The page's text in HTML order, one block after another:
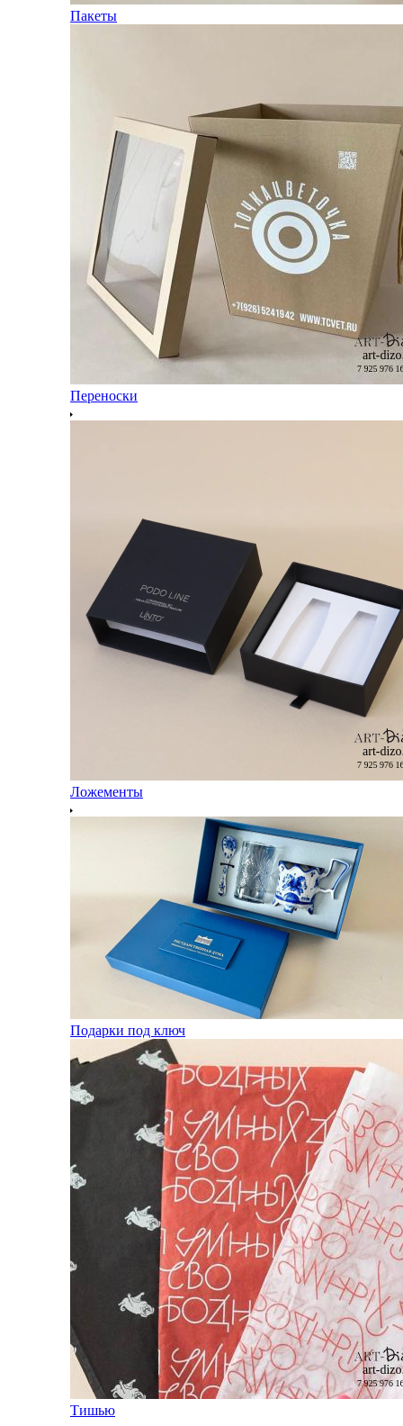
Пакеты
Переноски
Ложементы
Подарки под ключ
Тишью